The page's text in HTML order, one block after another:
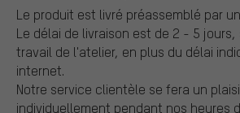
Le produit est livré préassemblé par
Le délai de livraison est de 2 - 5
travail de l'atelier, en plus du délai
internet.
Notre service clientèle se fera un
individuellement pendant nos heures